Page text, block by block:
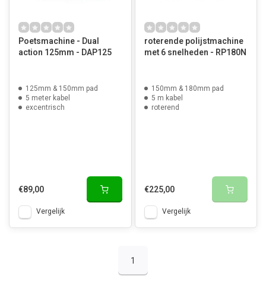
Poetsmachine - Dual
action 125mm - DAP125
125mm & 150mm pad
5 meter kabel
excentrisch
€89,00
Vergelijk
roterende polijstmachine
met 6 snelheden - RP180N
150mm & 180mm pad
5 m kabel
roterend
€225,00
Vergelijk
1